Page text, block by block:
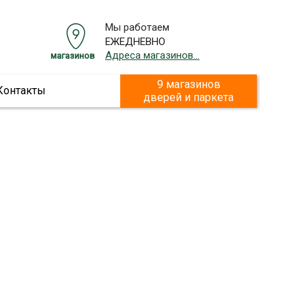
Мы работаем
ЕЖЕДНЕВНО
Адреса магазинов...
магазинов
9 магазинов
дверей и паркета